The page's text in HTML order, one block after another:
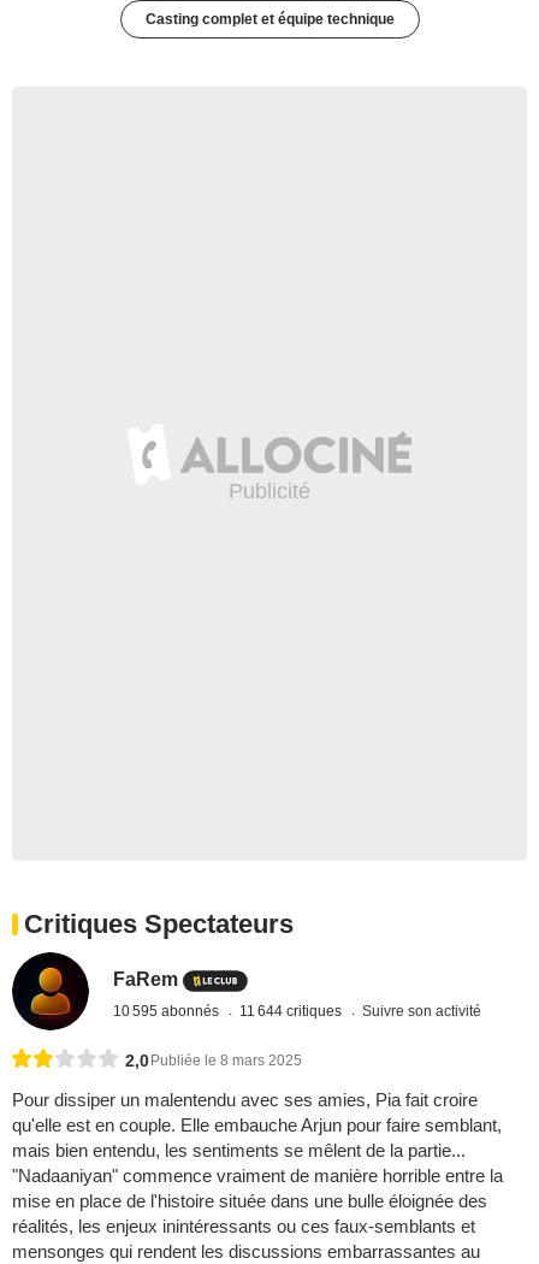
Casting complet et équipe technique
Critiques Spectateurs
FaRem
10 595 abonnés 11 644 critiques Suivre son activité
2,0Publiée le 8 mars 2025
Pour dissiper un malentendu avec ses amies, Pia fait croire
qu'elle est en couple. Elle embauche Arjun pour faire semblant,
mais bien entendu, les sentiments se mêlent de la partie...
"Nadaaniyan" commence vraiment de manière horrible entre la
mise en place de l'histoire située dans une bulle éloignée des
réalités, les enjeux inintéressants ou ces faux-semblants et
mensonges qui rendent les discussions embarrassantes au